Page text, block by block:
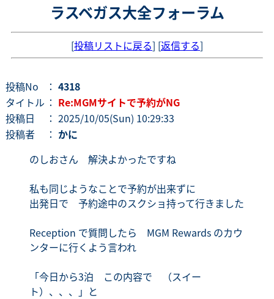
ラスベガス大全フォーラム
[投稿リストに戻る] [返信する]
投稿No ： 4318
タイトル ： Re:MGMサイトで予約がNG
投稿日
： 2025/10/05(Sun) 10:29:33
投稿者
： かに
のしおさん 解決よかったですね
私も同じようなことで予約が出来ずに
出発日で 予約途中のスクショ持って行きました
Reception で質問したら MGM Rewards のカウ
ンターに行くよう言われ
「今日から3泊 この内容で （スイー
ト）、、、」と